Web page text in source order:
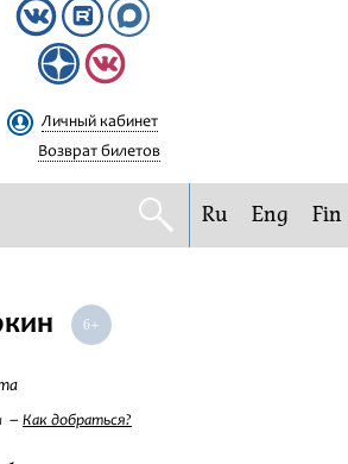
Личный кабинет
Возврат билетов
Ru Eng Fin
Как добраться?